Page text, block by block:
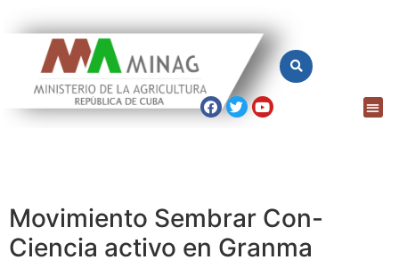
Movimiento Sembrar Con-
Ciencia activo en Granma